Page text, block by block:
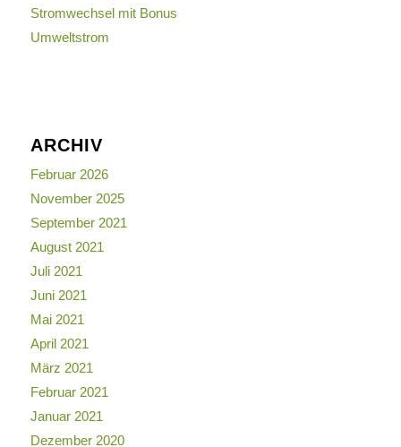
Stromwechsel mit Bonus
Umweltstrom
ARCHIV
Februar 2026
November 2025
September 2021
August 2021
Juli 2021
Juni 2021
Mai 2021
April 2021
März 2021
Februar 2021
Januar 2021
Dezember 2020